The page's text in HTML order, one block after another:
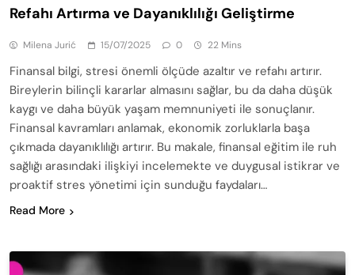
Refahı Artırma ve Dayanıklılığı Geliştirme
Milena Jurić 15/07/2025 0 22 Mins
Finansal bilgi, stresi önemli ölçüde azaltır ve refahı artırır.
Bireylerin bilinçli kararlar almasını sağlar, bu da daha düşük
kaygı ve daha büyük yaşam memnuniyeti ile sonuçlanır.
Finansal kavramları anlamak, ekonomik zorluklarla başa
çıkmada dayanıklılığı artırır. Bu makale, finansal eğitim ile ruh
sağlığı arasındaki ilişkiyi incelemekte ve duygusal istikrar ve
proaktif stres yönetimi için sunduğu faydaları…
Read More